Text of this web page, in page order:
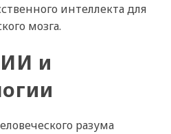
интеллекта для
мозга.
и
разума